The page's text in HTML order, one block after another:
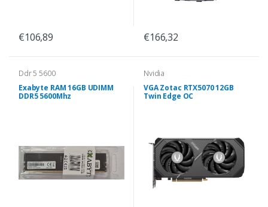
€106,89 €166,32
Ddr 5 5600
Exabyte RAM 16GB UDIMM
DDR5 5600Mhz
Nvidia
VGA Zotac RTX5070 12GB
Twin Edge OC